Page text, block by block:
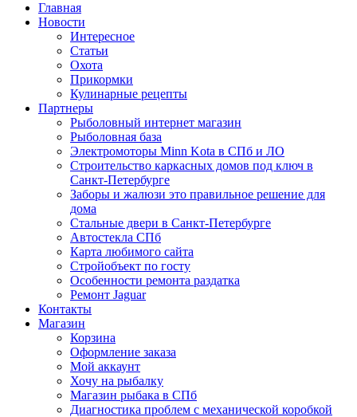
Главная
Новости
Интересное
Статьи
Охота
Прикормки
Кулинарные рецепты
Партнеры
Рыболовный интернет магазин
Рыболовная база
Электромоторы Minn Kota в СПб и ЛО
Строительство каркасных домов под ключ в
Санкт-Петербурге
Заборы и жалюзи это правильное решение для
дома
Стальные двери в Санкт-Петербурге
Автостекла СПб
Карта любимого сайта
Стройобъект по госту
Особенности ремонта раздатка
Ремонт Jaguar
Контакты
Магазин
Корзина
Оформление заказа
Мой аккаунт
Хочу на рыбалку
Магазин рыбака в СПб
Диагностика проблем с механической коробкой